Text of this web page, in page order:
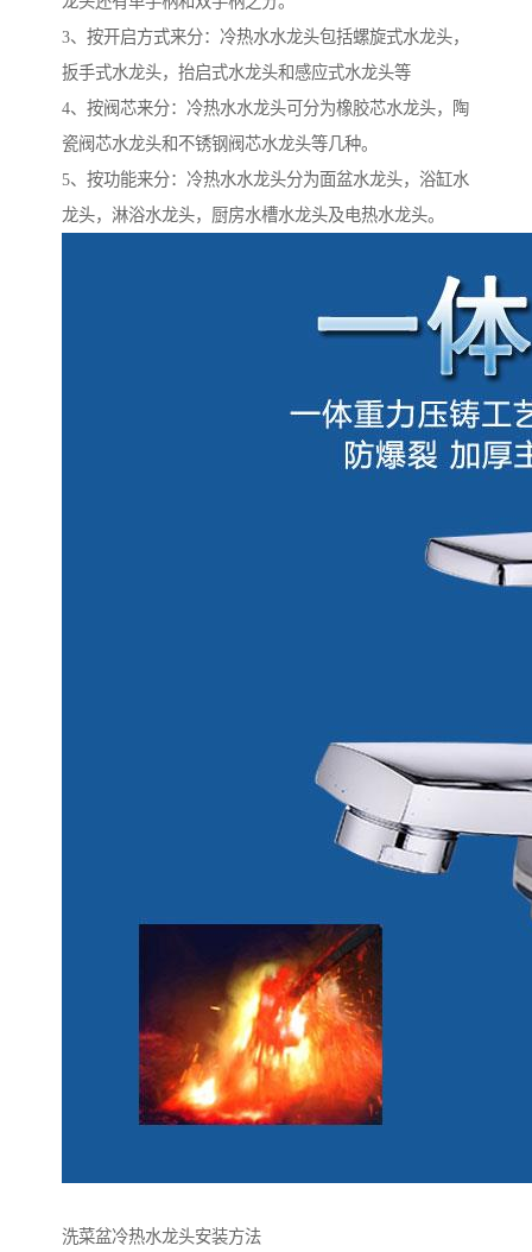
3、按开启方式来分：冷热水水龙头包括螺旋式水龙头，
扳手式水龙头，抬启式水龙头和感应式水龙头等
4、按阀芯来分：冷热水水龙头可分为橡胶芯水龙头，陶
瓷阀芯水龙头和不锈钢阀芯水龙头等几种。
5、按功能来分：冷热水水龙头分为面盆水龙头，浴缸水
龙头，淋浴水龙头，厨房水槽水龙头及电热水龙头。
洗菜盆冷热水龙头安装方法